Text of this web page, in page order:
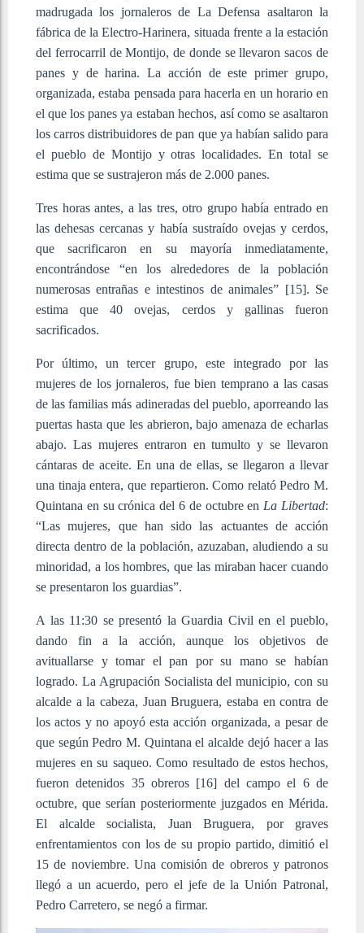
madrugada los jornaleros de La Defensa asaltaron la
fábrica de la Electro-Harinera, situada frente a la estación
del ferrocarril de Montijo, de donde se llevaron sacos de
panes y de harina. La acción de este primer grupo,
organizada, estaba pensada para hacerla en un horario en
el que los panes ya estaban hechos, así como se asaltaron
los carros distribuidores de pan que ya habían salido para
el pueblo de Montijo y otras localidades. En total se
estima que se sustrajeron más de 2.000 panes.
Tres horas antes, a las tres, otro grupo había entrado en
las dehesas cercanas y había sustraído ovejas y cerdos,
que sacrificaron en su mayoría inmediatamente,
encontrándose “en los alrededores de la población
numerosas entrañas e intestinos de animales” [15]. Se
estima que 40 ovejas, cerdos y gallinas fueron
sacrificados.
Por último, un tercer grupo, este integrado por las
mujeres de los jornaleros, fue bien temprano a las casas
de las familias más adineradas del pueblo, aporreando las
puertas hasta que les abrieron, bajo amenaza de echarlas
abajo. Las mujeres entraron en tumulto y se llevaron
cántaras de aceite. En una de ellas, se llegaron a llevar
una tinaja entera, que repartieron. Como relató Pedro M.
Quintana en su crónica del 6 de octubre en La Libertad:
“Las mujeres, que han sido las actuantes de acción
directa dentro de la población, azuzaban, aludiendo a su
minoridad, a los hombres, que las miraban hacer cuando
se presentaron los guardias”.
A las 11:30 se presentó la Guardia Civil en el pueblo,
dando fin a la acción, aunque los objetivos de
avituallarse y tomar el pan por su mano se habían
logrado. La Agrupación Socialista del municipio, con su
alcalde a la cabeza, Juan Bruguera, estaba en contra de
los actos y no apoyó esta acción organizada, a pesar de
que según Pedro M. Quintana el alcalde dejó hacer a las
mujeres en su saqueo. Como resultado de estos hechos,
fueron detenidos 35 obreros [16] del campo el 6 de
octubre, que serían posteriormente juzgados en Mérida.
El alcalde socialista, Juan Bruguera, por graves
enfrentamientos con los de su propio partido, dimitió el
15 de noviembre. Una comisión de obreros y patronos
llegó a un acuerdo, pero el jefe de la Unión Patronal,
Pedro Carretero, se negó a firmar.